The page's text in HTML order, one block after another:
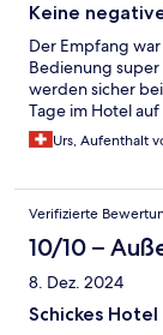
Keine
Der Empfang
Bedienung
werden sicher
Tage im Hotel
Urs, Aufenthalt
Verifizierte
10/10 –
8. Dez. 2024
Schickes